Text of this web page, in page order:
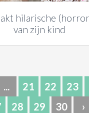
hilarische
van zijn kind
... 21 22 23
28 29 30 ›